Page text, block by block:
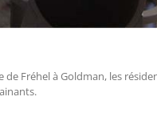
Fréhel à Goldman, les